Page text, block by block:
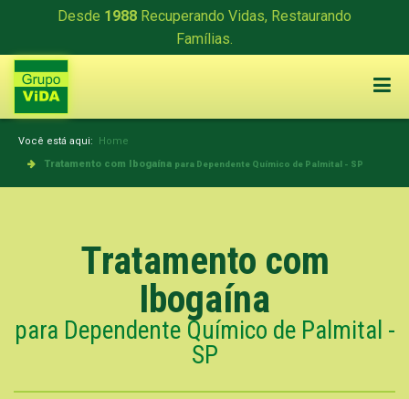
Desde 1988 Recuperando Vidas, Restaurando
Famílias.
Você está aqui: Home
Tratamento com Ibogaína para Dependente Químico de Palmital - SP
Tratamento com
Ibogaína
para Dependente Químico de Palmital -
SP